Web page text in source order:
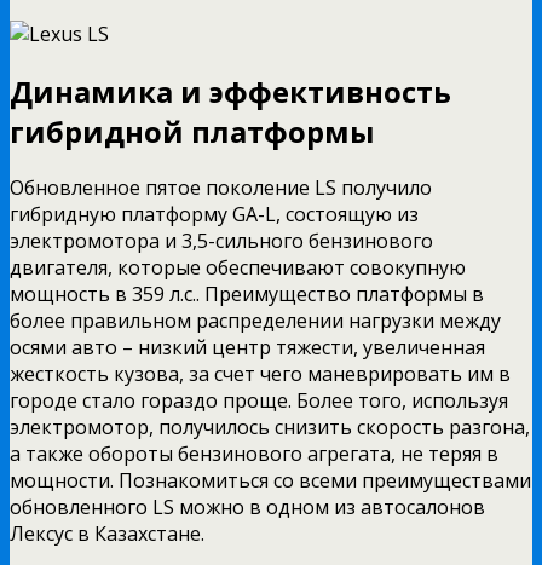
Динамика и эффективность
гибридной платформы
Обновленное пятое поколение LS получило
гибридную платформу GA-L, состоящую из
электромотора и 3,5-сильного бензинового
двигателя, которые обеспечивают совокупную
мощность в 359 л.с.. Преимущество платформы в
более правильном распределении нагрузки между
осями авто – низкий центр тяжести, увеличенная
жесткость кузова, за счет чего маневрировать им в
городе стало гораздо проще. Более того, используя
электромотор, получилось снизить скорость разгона,
а также обороты бензинового агрегата, не теряя в
мощности. Познакомиться со всеми преимуществами
обновленного LS можно в одном из автосалонов
Лексус в Казахстане.